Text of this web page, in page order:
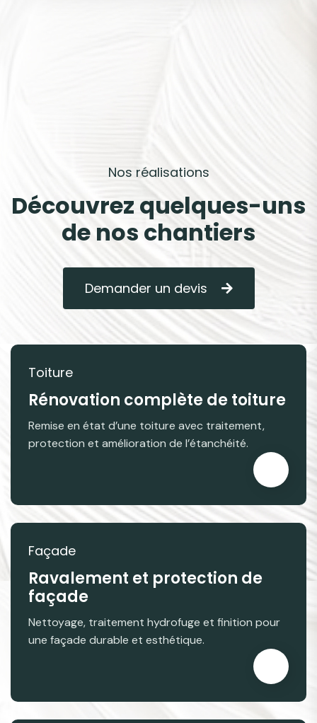
Nos réalisations
Découvrez quelques-uns
de nos chantiers
Demander un devis
Toiture
Rénovation complète de toiture
Remise en état d’une toiture avec traitement,
protection et amélioration de l’étanchéité.
Façade
Ravalement et protection de
façade
Nettoyage, traitement hydrofuge et finition pour
une façade durable et esthétique.